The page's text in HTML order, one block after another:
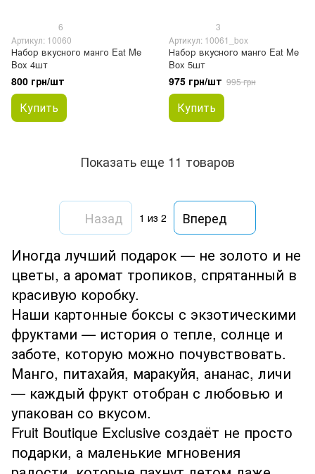
6
Артикул: 10060
Набор вкусного манго Eat Me
Box 4шт
800 грн/шт
Купить
3
Артикул: 10061_box
Набор вкусного манго Eat Me
Box 5шт
975 грн/шт 995 грн
Купить
Показать еще 11 товаров
Назад 1 из 2 Вперед
Иногда лучший подарок — не золото и не
цветы, а аромат тропиков, спрятанный в
красивую коробку.
Наши картонные боксы с экзотическими
фруктами — история о тепле, солнце и
заботе, которую можно почувствовать.
Манго, питахайя, маракуйя, ананас, личи
— каждый фрукт отобран с любовью и
упакован со вкусом.
Fruit Boutique Exclusive создаёт не просто
подарки, а маленькие мгновения